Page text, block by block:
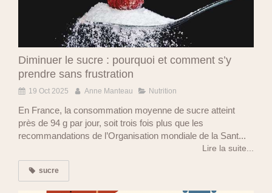
Diminuer le sucre : pourquoi et comment s’y
prendre sans frustration
19 Oct 2025 Anne Manteau Nutrition
En France, la consommation moyenne de sucre atteint
près de 94 g par jour, soit trois fois plus que les
recommandations de l’Organisation mondiale de la Sant...
Lire la suite...
sucre